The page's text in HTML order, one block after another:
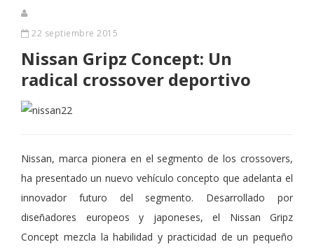
22 septiembre 2015
Nissan Gripz Concept: Un
radical crossover deportivo
Nissan, marca pionera en el segmento de los crossovers,
ha presentado un nuevo vehículo concepto que adelanta el
innovador futuro del segmento. Desarrollado por
diseñadores europeos y japoneses, el Nissan Gripz
Concept mezcla la habilidad y practicidad de un pequeño